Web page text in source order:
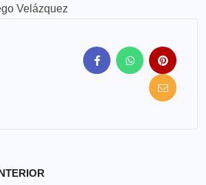
Velázquez